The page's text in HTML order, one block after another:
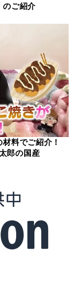
のご紹介
料でご紹介！
郎の国産